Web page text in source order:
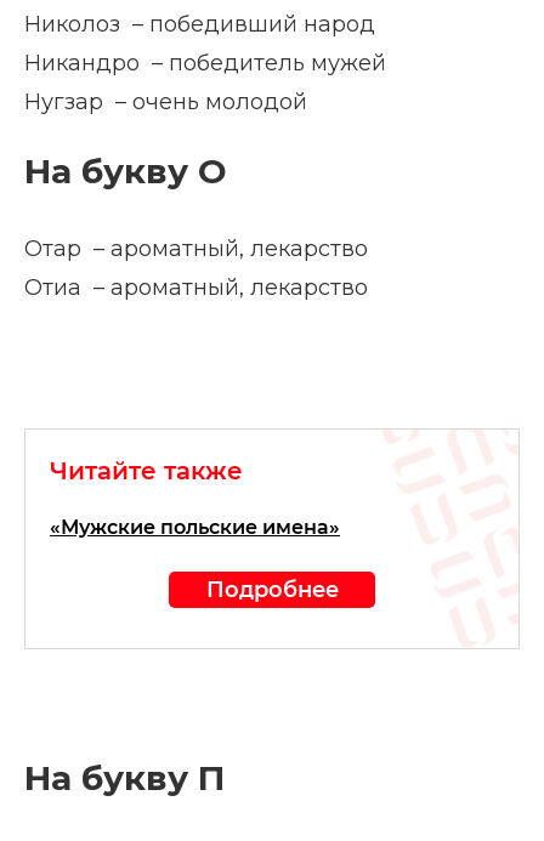
Николоз – победивший народ
Никандро – победитель мужей
Нугзар – очень молодой
На букву О
Отар – ароматный, лекарство
Отиа – ароматный, лекарство
Читайте также
«Мужские польские имена»
Подробнее
На букву П